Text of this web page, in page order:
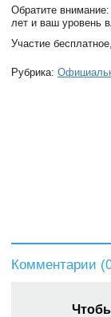
Обратите
лет и ваш уровень
Участие
Рубрика:
Комментарии (